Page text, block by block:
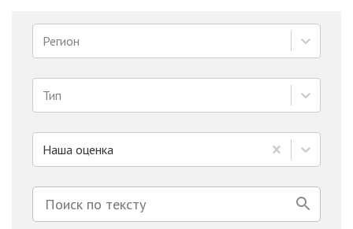
Регион
Тип
Наша оценка